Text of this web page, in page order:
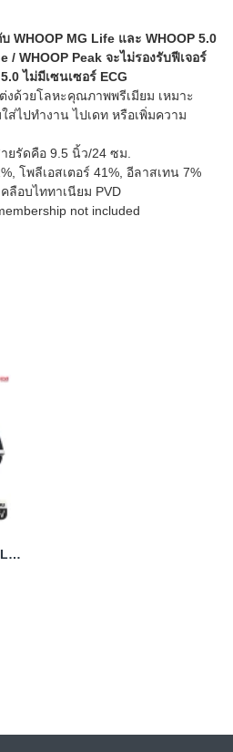
WHOOP MG Life และ WHOOP 5.0
/ WHOOP Peak จะไม่รองรับฟีเจอร์
ไม่มีเซนเซอร์ ECG
งด้วยโลหะคุณภาพพรีเมียม เหมาะ
ส่ไปทำงาน ไปเดท หรือเพิ่มความ
ยรัดคือ 9.5 นิ้ว/24 ซม.
โพลีเอสเตอร์ 41%, อีลาสเทน 7%
ลือบไททาเนียม PVD
not included
WHOOP MG SuperKnit Luxe Band สายสำรอง สำหรับ WHOOP MG